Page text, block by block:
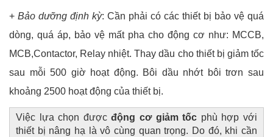
+ Bảo dưỡng định kỳ: Cần phải có các thiết bị bảo vệ quá
dòng, quá áp, bảo vệ mất pha cho động cơ như: MCCB,
MCB,Contactor, Relay nhiệt. Thay dầu cho thiết bị giảm tốc
sau mỗi 500 giờ hoạt động. Bôi dầu nhớt bôi trơn sau
khoảng 2500 hoạt động của thiết bị.
Việc lựa chọn đượcđộng cơ giảm tốc phù hợp với
thiết bị nâng hạ là vô cùng quan trọng. Do đó, khi cần